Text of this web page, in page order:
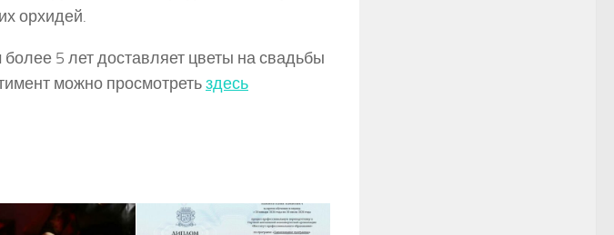
орхидей.
5 лет доставляет цветы на свадьбы
можно просмотретьздесь